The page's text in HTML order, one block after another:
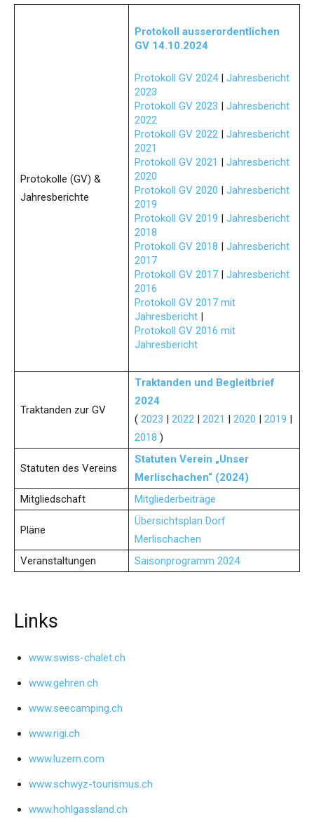
Protokolle (GV) &
Jahresberichte
Protokoll ausserordentlichen
GV 14.10.2024
Protokoll GV 2024| Jahresbericht
2023
Protokoll GV 2023 | Jahresbericht
2022
Protokoll GV 2022 | Jahresbericht
2021
Protokoll GV 2021 | Jahresbericht
2020
Protokoll GV 2020 | Jahresbericht
2019
Protokoll GV 2019 | Jahresbericht
2018
Protokoll GV 2018 | Jahresbericht
2017
Protokoll GV 2017 | Jahresbericht
2016
Protokoll GV 2017 mit
Jahresbericht |
Protokoll GV 2016 mit
Jahresbericht
Traktanden zur GV
Traktanden und Begleitbrief
2024
( 2023 | 2022 | 2021 | 2020 | 2019 |
2018 )
Statuten des Vereins
Statuten Verein „Unser
Merlischachen“ (2024)
Mitgliedschaft
Mitgliederbeiträge
Pläne
Übersichtsplan Dorf
Merlischachen
Veranstaltungen
Saisonprogramm 2024
Links
www.swiss-chalet.ch
www.gehren.ch
www.seecamping.ch
www.rigi.ch
www.luzern.com
www.schwyz-tourismus.ch
www.hohlgassland.ch